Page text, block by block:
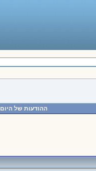
ההודעות של היום